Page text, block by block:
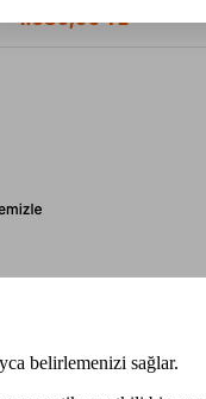
belirlemenizi sağlar.